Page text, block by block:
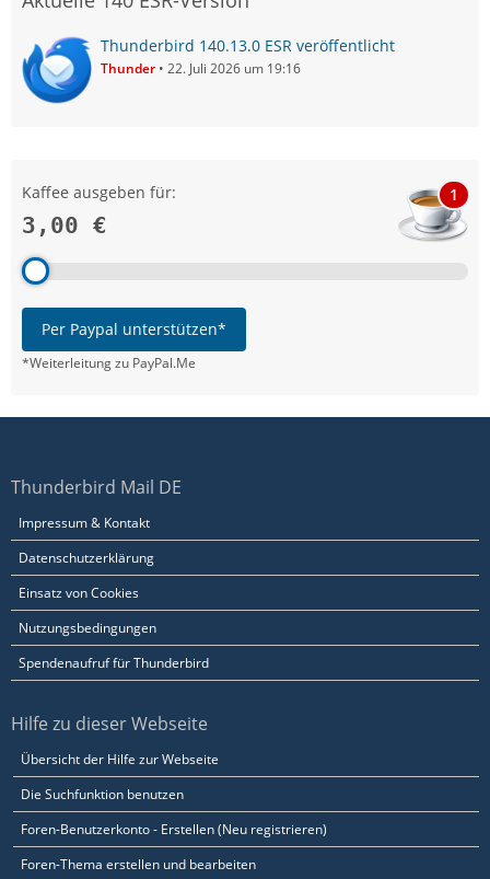
Thunderbird 140.13.0 ESR veröffentlicht
Thunder 22. Juli 2026 um 19:16
Kaffee ausgeben für:
3,00 €
1
Per Paypal unterstützen*
*Weiterleitung zu PayPal.Me
Thunderbird Mail DE
Impressum & Kontakt
Datenschutzerklärung
Einsatz von Cookies
Nutzungsbedingungen
Spendenaufruf für Thunderbird
Hilfe zu dieser Webseite
Übersicht der Hilfe zur Webseite
Die Suchfunktion benutzen
Foren-Benutzerkonto - Erstellen (Neu registrieren)
Foren-Thema erstellen und bearbeiten